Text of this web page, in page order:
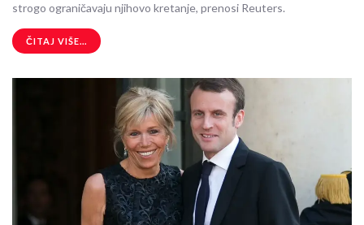
strogo ograničavaju njihovo kretanje, prenosi Reuters.
ČITAJ VIŠE...